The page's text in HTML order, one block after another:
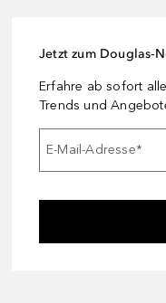
Jetzt zum Douglas-
Erfahre ab sofort
Trends und
E-Mail-Adresse*